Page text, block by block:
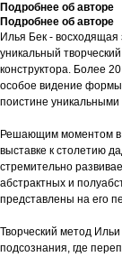
Подробнее об авторе
Подробнее об авторе
Илья Бек - восходящая
уникальный
конструктора. Более
особое видение формы
поистине
Решающим моментом в
выставке к столетию
стремительно
абстрактных и
представлены на его
Творческий метод
подсознания, где